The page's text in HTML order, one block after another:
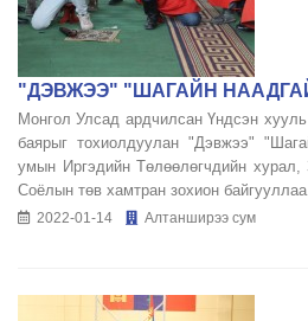
"ДЭВЖЭЭ" "ШАГАЙН
Монгол Улсад ардчилсан Үндсэн
баярыг тохиолдуулан "Дэвжээ"
умын Иргэдийн Төлөөлөгчдийн хурал,
Соёлын төв хамтран зохион
2022-01-14 Алтанширээ сум